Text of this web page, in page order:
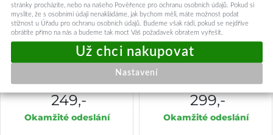
Zadní kryt DARK na
Samsung A14 5G Monkey
Gangster
249,-
Okamžité odeslání
Knížkové pouzdro na
299,-
Okamžité odeslání
stránky procházíte, nebo na našeho Pověřence pro ochranu osobních údajů. Pokud si
myslíte, že s osobními údaji nenakládáme, jak bychom měli, máte možnost podat
stížnost u Úřadu pro ochranu osobních údajů. Budeme však rádi, pokud se nejdříve
obrátíte přímo na nás a budeme tak moct Váš požadavek obratem vyřešit.
Nastavení